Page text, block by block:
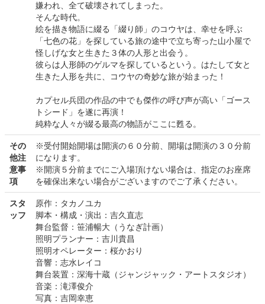
嫌われ、全て破壊されてしまった。
そんな時代。
絵を描き物語に綴る「綴り師」のコウヤは、幸せを呼ぶ
「七色の花」を探している旅の途中で立ち寄った山小屋で
怪しげな女と生きた３体の人形と出会う。
彼らは人形師のゲルマを探しているという。はたして女と
生きた人形を共に、コウヤの奇妙な旅が始まった！
カプセル兵団の作品の中でも傑作の呼び声が高い「ゴース
トシード」を遂に再演！
純粋な人々が綴る最高の物語がここに甦る。
その
他注
意事
項
※受付開始開場は開演の６０分前、開場は開演の３０分前
になります。
※開演５分前までにご入場頂けない場合は、指定のお座席
を確保出来ない場合がございますのでご了承ください。
スタ
ッフ
原作：タカノユカ
脚本・構成・演出：吉久直志
舞台監督：笹浦暢大（うなぎ計画）
照明プランナー：吉川貴昌
照明オペレーター：桜かおり
音響：志水レイコ
舞台装置：深海十蔵（ジャンジャック・アートスタジオ）
音楽：滝澤俊介
写真：吉岡幸恵